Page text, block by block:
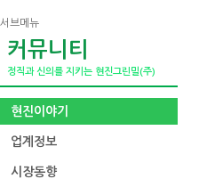
서브메뉴
커뮤니티
정직과 신의를 지키는 현진그린밀(주)
현진이야기
업계정보
시장동향